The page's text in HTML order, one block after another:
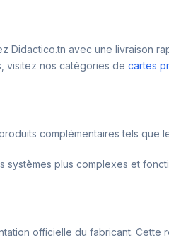
Didactico.tn avec une livraison
visitez nos catégories de cartes
complémentaires tels
plus complexes et
officielle du fabricant. Cette